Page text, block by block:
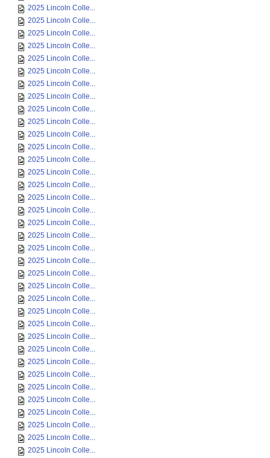
2025 Lincoln Colle...
2025 Lincoln Colle...
2025 Lincoln Colle...
2025 Lincoln Colle...
2025 Lincoln Colle...
2025 Lincoln Colle...
2025 Lincoln Colle...
2025 Lincoln Colle...
2025 Lincoln Colle...
2025 Lincoln Colle...
2025 Lincoln Colle...
2025 Lincoln Colle...
2025 Lincoln Colle...
2025 Lincoln Colle...
2025 Lincoln Colle...
2025 Lincoln Colle...
2025 Lincoln Colle...
2025 Lincoln Colle...
2025 Lincoln Colle...
2025 Lincoln Colle...
2025 Lincoln Colle...
2025 Lincoln Colle...
2025 Lincoln Colle...
2025 Lincoln Colle...
2025 Lincoln Colle...
2025 Lincoln Colle...
2025 Lincoln Colle...
2025 Lincoln Colle...
2025 Lincoln Colle...
2025 Lincoln Colle...
2025 Lincoln Colle...
2025 Lincoln Colle...
2025 Lincoln Colle...
2025 Lincoln Colle...
2025 Lincoln Colle...
2025 Lincoln Colle...